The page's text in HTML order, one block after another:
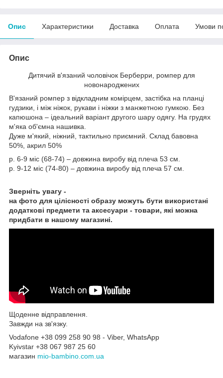
Опис Характеристики Доставка Оплата Умови
Опис
Дитячий в'язаний чоловічок Берберри, ромпер для
новонароджених
В'язаний ромпер з відкладним комірцем, застібка на планці
гудзики, і між ніжок, рукави і ніжки з манжетною гумкою. Без
капюшона – ідеальний варіант другого шару одягу. На грудях
м'яка об'ємна нашивка.
Дуже м'який, ніжний, тактильно приємний. Склад бавовна
50%, акрил 50%
р. 6-9 міс (68-74) – довжина виробу від плеча 53 см.
р. 9-12 міс (74-80) – довжина виробу від плеча 57 см.
Зверніть увагу -
на фото для цілісності образу можуть бути використані
додаткові предмети та аксесуари - товари, які можна
придбати в нашому магазині.
Щоденне відправлення.
Завжди на зв'язку.
Vodafone +38 099 258 90 98 - Viber, WhatsApp
Kyivstar +38 067 987 25 60
магазин mio-bambino.com.ua